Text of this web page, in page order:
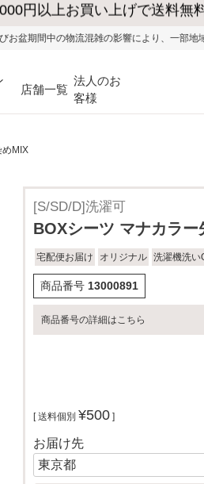
り、一部地域ではお荷物のお届けに遅れが
店舗一覧
法人のお
客様
めMIX
[S/SD/D]洗濯可
BOXシーツ マナカラー
宅配便お届け オリジナル 洗濯機洗い
商品番号 13000891
商品番号の詳細はこちら
送料個別 ¥500
お届け先